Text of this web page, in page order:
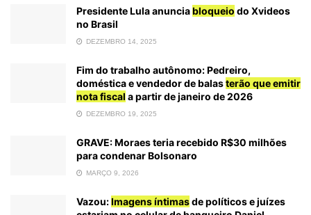
Presidente Lula anunciabloqueio do Xvideos
no Brasil
DEZEMBRO 14, 2025
Fim do trabalho autônomo: Pedreiro,
doméstica e vendedor de balasterão que emitir
nota fiscal a partir de janeiro de 2026
DEZEMBRO 19, 2025
GRAVE: Moraes teria recebido R$30 milhões
para condenar Bolsonaro
MARÇO 9, 2026
Vazou:Imagens íntimasde políticos e juízes